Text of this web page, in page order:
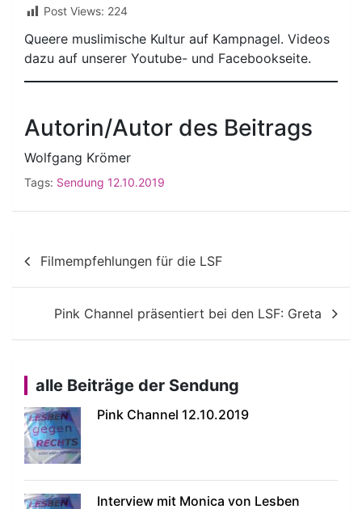
Post Views: 224
Queere muslimische Kultur auf Kampnagel. Videos
dazu auf unserer Youtube- und Facebookseite.
Autorin/Autor des Beitrags
Wolfgang Krömer
Tags: Sendung 12.10.2019
Beitragsnavigation
Filmempfehlungen für die LSF
Pink Channel präsentiert bei den LSF: Greta
alle Beiträge der Sendung
Pink Channel 12.10.2019
Interview mit Monica von Lesben